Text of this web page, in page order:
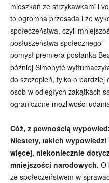
mieszkań ze strzykawkami i
to ogromna przesada i że
społeczeństwa, czyli
posłuszeństwa
pomysł premiera posłanka
później Šimonytė
do szczepień, tylko o bardziej
osób w odległych zakątkach
ograniczone możliwości
Cóż, z pewnością
Niestety, takich
więcej, niekoniecznie
mniejszości narodowych. O
ze społeczeństwem w